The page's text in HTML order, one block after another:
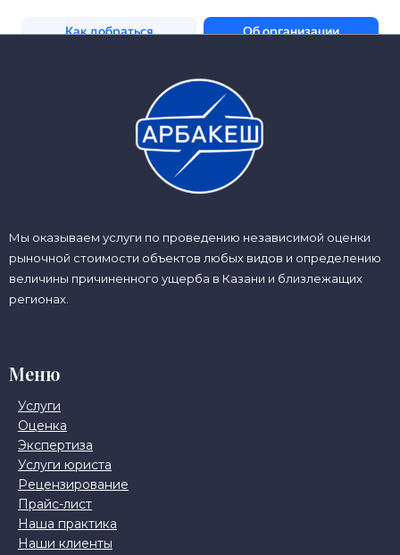
Мы оказываем услуги по проведению независимой оценки
рыночной стоимости объектов любых видов и определению
величины причиненного ущерба в Казани и близлежащих
регионах.
Меню
Услуги
Оценка
Экспертиза
Услуги юриста
Рецензирование
Прайс-лист
Наша практика
Наши клиенты